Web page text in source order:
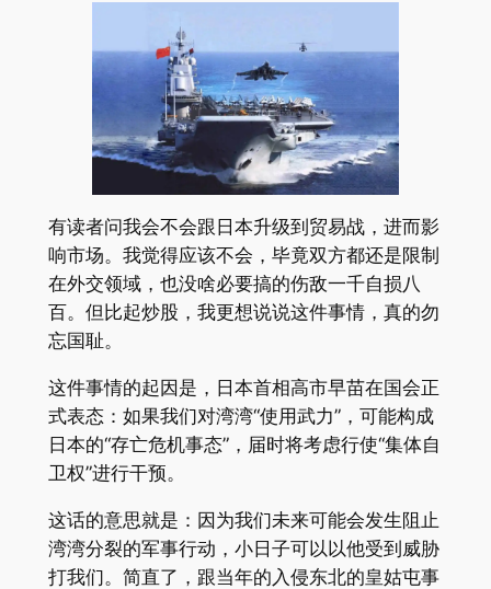
有读者问我会不会跟日本升级到贸易战，进而影
响市场。我觉得应该不会，毕竟双方都还是限制
在外交领域，也没啥必要搞的伤敌一千自损八
百。但比起炒股，我更想说说这件事情，真的勿
忘国耻。
这件事情的起因是，日本首相高市早苗在国会正
式表态：如果我们对湾湾“使用武力”，可能构成
日本的“存亡危机事态”，届时将考虑行使“集体自
卫权”进行干预。
这话的意思就是：因为我们未来可能会发生阻止
湾湾分裂的军事行动，小日子可以以他受到威胁
打我们。简直了，跟当年的入侵东北的皇姑屯事